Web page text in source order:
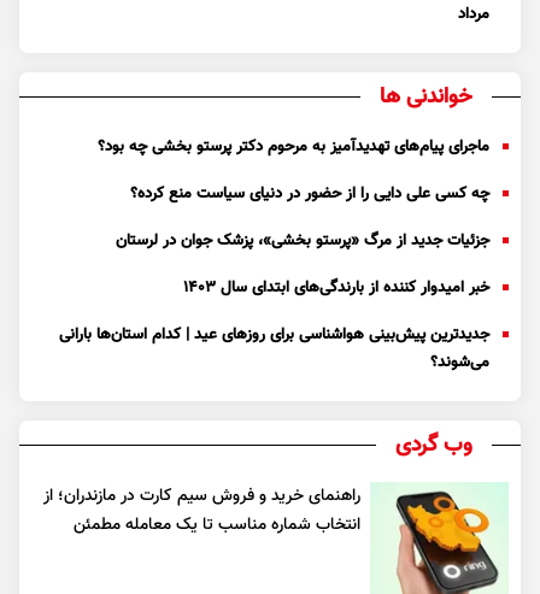
مرداد
خواندنی ها
ماجرای پیام‌های تهدیدآمیز به مرحوم دکتر پرستو بخشی چه بود؟
چه کسی علی دایی را از حضور در دنیای سیاست منع کرده؟
جزئیات جدید از مرگ «پرستو بخشی»، پزشک جوان در لرستان
خبر امیدوار کننده از بارندگی‌های ابتدای سال ۱۴۰۳
جدیدترین پیش‌بینی هواشناسی برای روزهای عید | کدام استان‌ها بارانی
می‌شوند؟
وب گردی
راهنمای خرید و فروش سیم کارت در مازندران؛ از
انتخاب شماره مناسب تا یک معامله مطمئن